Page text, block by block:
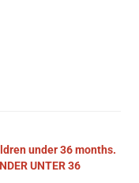
under 36 months.
UNTER 36